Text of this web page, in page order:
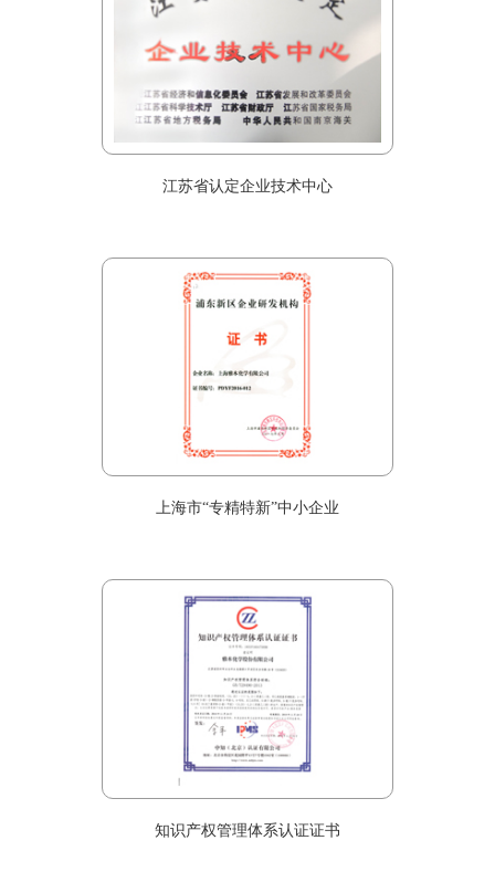
江苏省认定企业技术中心
上海市“专精特新”中小企业
知识产权管理体系认证证书